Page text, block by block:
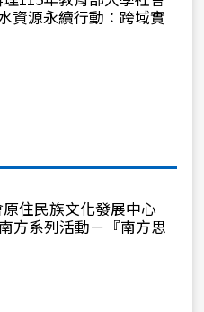
資源永續行動：跨域實
原住民族文化發展中心
方系列活動－『南方思